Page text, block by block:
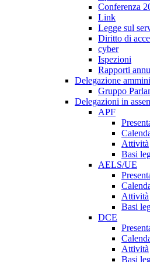
Conferenza
Link
Legge sul
Diritto di
cyber
Ispezioni
Rapporti
Delegazione
Gruppo
Delegazioni in
APF
Attività
Basi
AELS/UE
Attività
Basi
DCE
Attività
Basi